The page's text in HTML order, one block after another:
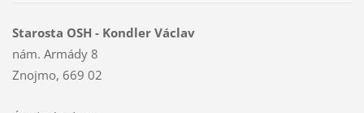
Starosta OSH - Kondler Václav
nám. Armády 8
Znojmo, 669 02